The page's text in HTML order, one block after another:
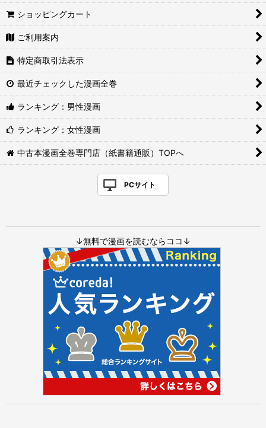
ショッピングカート
ご利用案内
特定商取引法表示
最近チェックした漫画全巻
ランキング：男性漫画
ランキング：女性漫画
中古本漫画全巻専門店（紙書籍通販）TOPへ
PCサイト
↓無料で漫画を読むならココ↓